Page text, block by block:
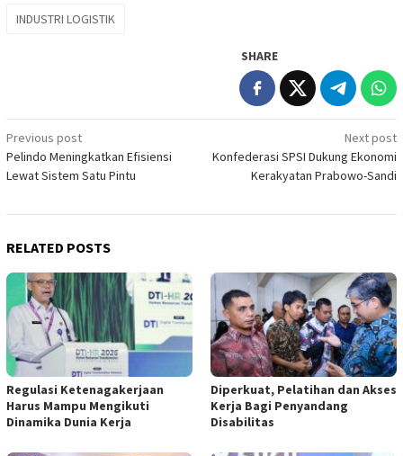
INDUSTRI LOGISTIK
SHARE
Post
navigation
Previous post
Pelindo Meningkatkan Efisiensi
Lewat Sistem Satu Pintu
Next post
Konfederasi SPSI Dukung Ekonomi
Kerakyatan Prabowo-Sandi
RELATED POSTS
Regulasi Ketenagakerjaan
Harus Mampu Mengikuti
Dinamika Dunia Kerja
Diperkuat, Pelatihan dan Akses
Kerja Bagi Penyandang
Disabilitas